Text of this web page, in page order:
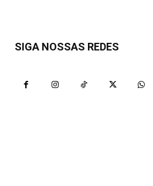
SIGA NOSSAS REDES